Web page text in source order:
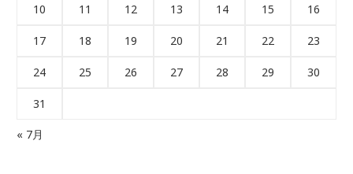
« 7月
10 11 12 13 14 15 16
17 18 19 20 21 22 23
24 25 26 27 28 29 30
31